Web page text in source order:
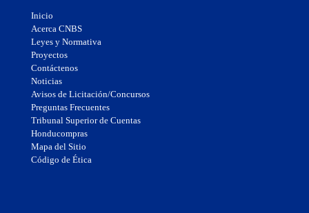
Inicio
Acerca CNBS
Leyes y Normativa
Proyectos
Contáctenos
Noticias
Avisos de Licitación/Concursos
Preguntas Frecuentes
Tribunal Superior de Cuentas
Honducompras
Mapa del Sitio
Código de Ética